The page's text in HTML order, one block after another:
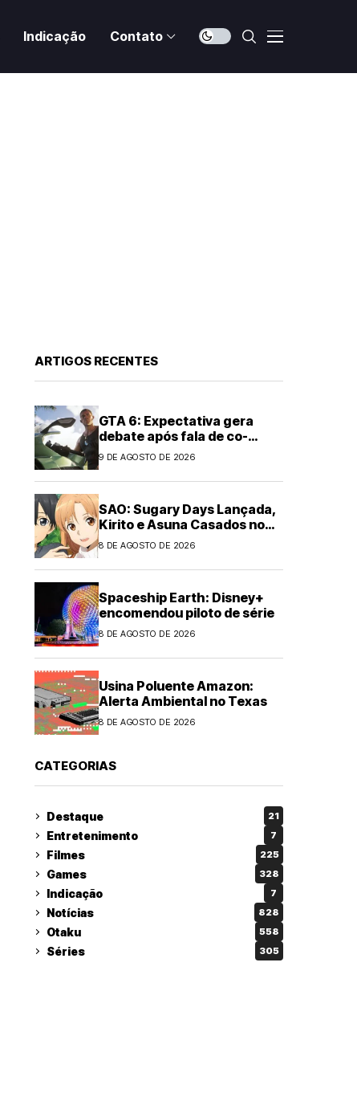
Indicação Contato
ARTIGOS RECENTES
GTA 6: Expectativa gera
debate após fala de co-
criador de The Last of Us
9 DE AGOSTO DE 2026
SAO: Sugary Days Lançada,
Kirito e Asuna Casados no
Japão
8 DE AGOSTO DE 2026
Spaceship Earth: Disney+
encomendou piloto de série
8 DE AGOSTO DE 2026
Usina Poluente Amazon:
Alerta Ambiental no Texas
8 DE AGOSTO DE 2026
CATEGORIAS
Destaque 21
Entretenimento 7
Filmes 225
Games 328
Indicação 7
Notícias 828
Otaku 558
Séries 305